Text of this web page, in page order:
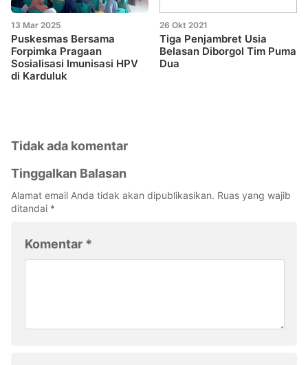
13 Mar 2025
Puskesmas Bersama
Forpimka Pragaan
Sosialisasi Imunisasi HPV
di Karduluk
26 Okt 2021
Tiga Penjambret Usia
Belasan Diborgol Tim Puma
Dua
Tidak ada komentar
Tinggalkan Balasan
Alamat email Anda tidak akan dipublikasikan. Ruas yang wajib
ditandai *
Komentar *